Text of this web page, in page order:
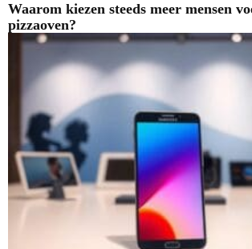
Waarom kiezen steeds meer mensen
pizzaoven?